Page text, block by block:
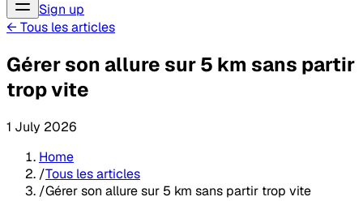
Sign up
← Tous les articles
Gérer son allure sur 5 km sans partir
trop vite
1 July 2026
Home
/Tous les articles
/Gérer son allure sur 5 km sans partir trop vite